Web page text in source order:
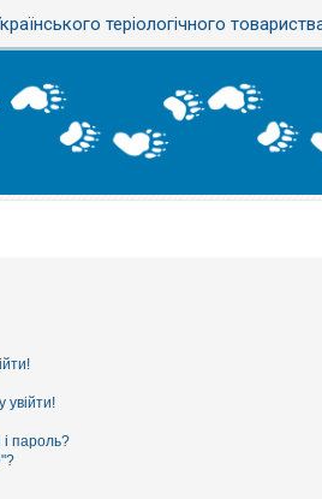
теріологічного
увійти!
і пароль?